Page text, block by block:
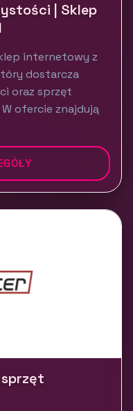
| Sklep
internetowy z
dostarcza
oraz sprzęt
ofercie znajdują